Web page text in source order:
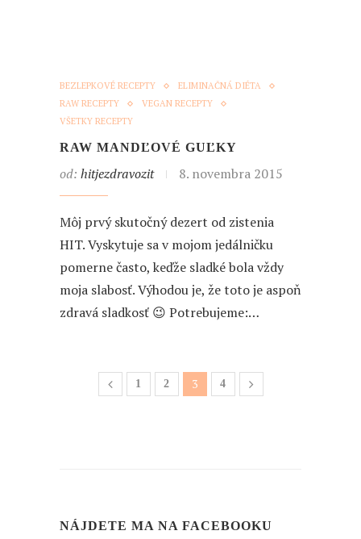
BEZLEPKOVÉ RECEPTY
ELIMINAČNÁ DIÉTA
RAW RECEPTY
VEGAN RECEPTY
VŠETKY RECEPTY
RAW MANDĽOVÉ GUĽKY
od: hitjezdravozit 8. novembra 2015
Môj prvý skutočný dezert od zistenia
HIT. Vyskytuje sa v mojom jedálničku
pomerne často, keďže sladké bola vždy
moja slabosť. Výhodou je, že toto je aspoň
zdravá sladkosť 😉 Potrebujeme:…
1 2 3 4
NÁJDETE MA NA FACEBOOKU